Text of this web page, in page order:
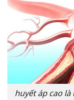
huyết áp cao